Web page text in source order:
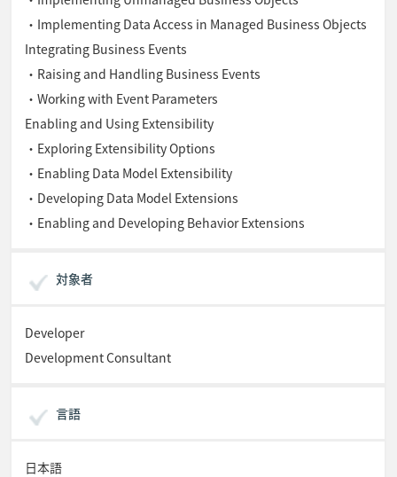
・Implementing Data Access in Managed Business Objects
Integrating Business Events
・Raising and Handling Business Events
・Working with Event Parameters
Enabling and Using Extensibility
・Exploring Extensibility Options
・Enabling Data Model Extensibility
・Developing Data Model Extensions
・Enabling and Developing Behavior Extensions
対象者
Developer
Development Consultant
言語
日本語